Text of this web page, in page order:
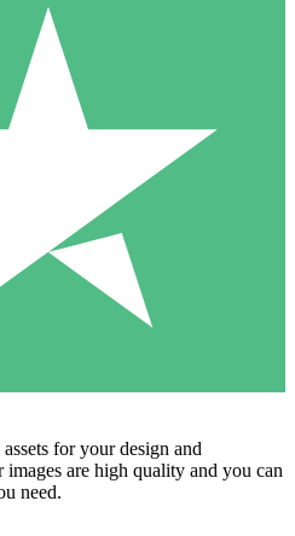
for your design and
are high quality and you can
need.